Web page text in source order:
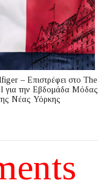
– Επιστρέφει στο The
για την Εβδομάδα Μόδας
Νέας Υόρκης